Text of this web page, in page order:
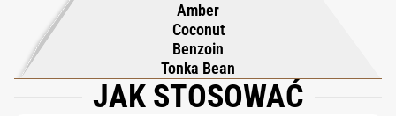
Amber
Coconut
Benzoin
Tonka Bean
JAK STOSOWAĆ